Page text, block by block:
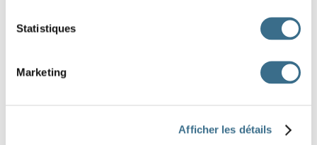
Statistiques
Marketing
Afficher les détails
valeurs morales et du . À de nombreuses
correspondant plus à celui des Article paru
individuelles